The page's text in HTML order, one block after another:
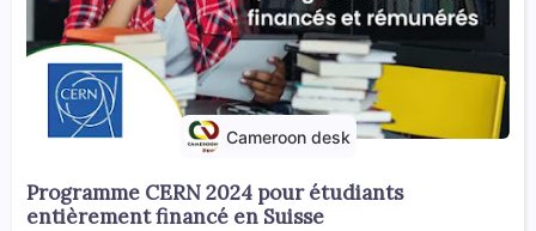
Programme CERN 2024 pour étudiants
entièrement financé en Suisse
Cameroon desk